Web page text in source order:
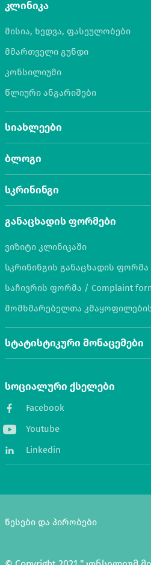
კლინიკა
მისია, ხედვა, ფასეულობები
მმართველი გუნდი
კონსილიუმი
წლიური ანგარიშები
სიახლეები
ბლოგი
სკრინინგი
განაცხადის ფორმები
ვიზიტი კლინიკაში
სკრინინგის განაცხადის ფორმა
საჩივრის ფორმა / Complaint
მომხმარებელთა
სტატისტიკური მონაცემები
სოციალური ქსელები
Facebook
Youtube
Linkedin
წესები და პირობები